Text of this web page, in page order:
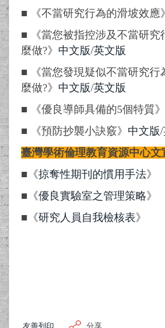
■ 《不當研究行為的滑坡效應》
■ 《當您被指控涉及不當研究
麼做?》 中文版/英文版
■ 《當您發現疑似不當研究行
麼做?》 中文版/英文版
■ 《優良導師具備的5個特質》
■ 《預防抄襲小訣竅》 中文版/
臺灣學術倫理教育資源中心文
■《掠奪性期刊的慣用手法》
■《優良實驗室之管理策略》
■《研究人員自我檢核表》
友善列印 分享